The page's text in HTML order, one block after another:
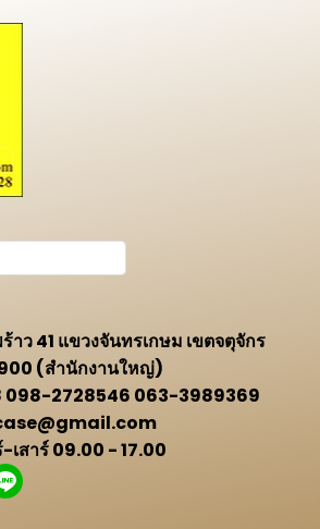
าว 41 แขวงจันทรเกษม เขตจตุจักร
(สำนักงานใหญ่)
098-2728546 063-3989369
เสาร์ 09.00 - 17.00